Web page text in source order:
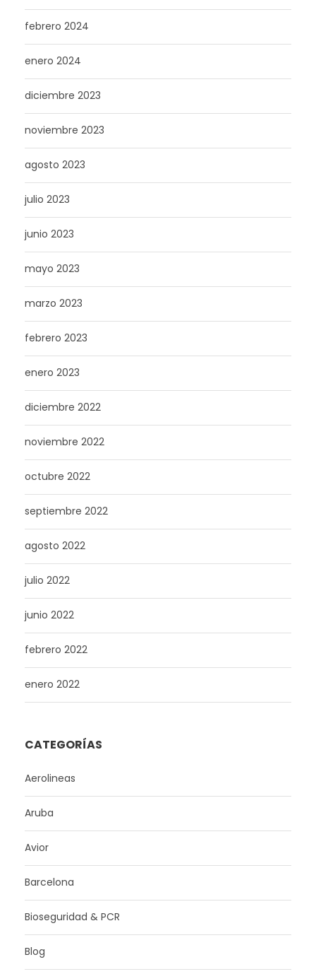
febrero 2024
enero 2024
diciembre 2023
noviembre 2023
agosto 2023
julio 2023
junio 2023
mayo 2023
marzo 2023
febrero 2023
enero 2023
diciembre 2022
noviembre 2022
octubre 2022
septiembre 2022
agosto 2022
julio 2022
junio 2022
febrero 2022
enero 2022
CATEGORÍAS
Aerolineas
Aruba
Avior
Barcelona
Bioseguridad & PCR
Blog